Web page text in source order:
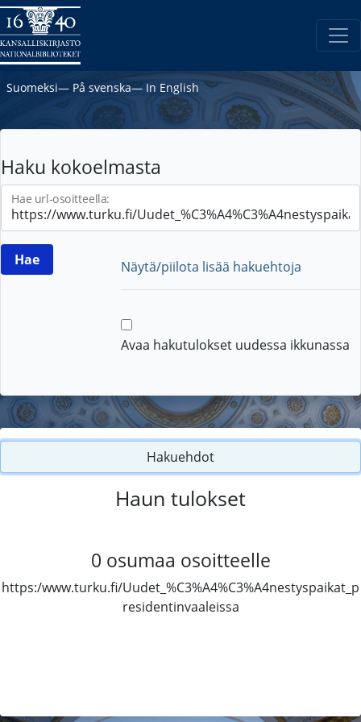
Suomeksi― På svenska― In English
Haku kokoelmasta
Hae url-osoitteella:
Näytä/piilota lisää hakuehtoja
Avaa hakutulokset uudessa ikkunassa
Hakuehdot
Haun tulokset
0 osumaa osoitteelle
https:/www.turku.fi/Uudet_%C3%A4%C3%A4nestyspaikat_p
residentinvaaleissa